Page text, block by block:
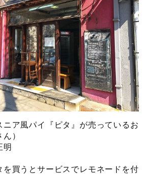
ニア風パイ『ピタ』が売っているお
）
明
を買うとサービスでレモネードを付